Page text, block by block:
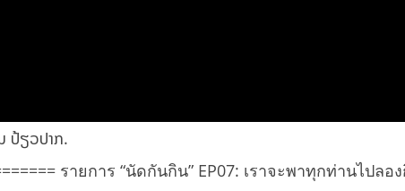
ປ້ຽວປາກ.
รายการ “นัดกันกิน” EP07: เราจะพาทุกท่านไปล